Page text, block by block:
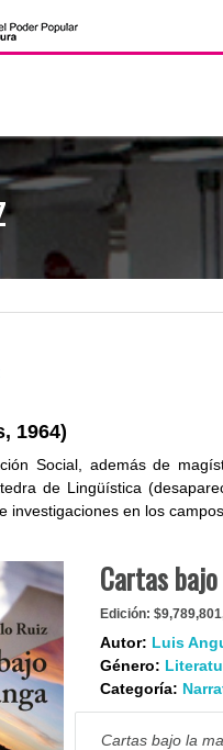
1964)
Social, además de
de Lingüística
investigaciones en los
Cartas
Edición:
Autor: Luis
Género:
Categoría:
Cartas bajo la